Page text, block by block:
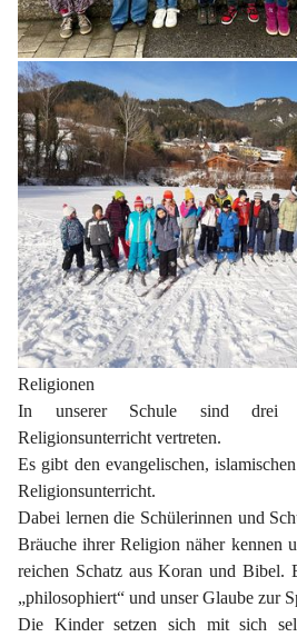
Religionen
In unserer Schule sind drei
Religionsunterricht vertreten.
Es gibt den evangelischen,
Religionsunterricht.
Dabei lernen die Schülerinnen und
Bräuche ihrer Religion näher kennen
reichen Schatz aus Koran und Bibel.
„philosophiert“ und unser Glaube zur
Die Kinder setzen sich mit sich